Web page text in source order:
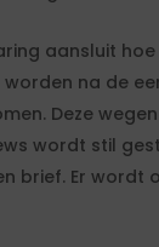
aansluit
worden na de
Deze
wordt stil
brief. Er